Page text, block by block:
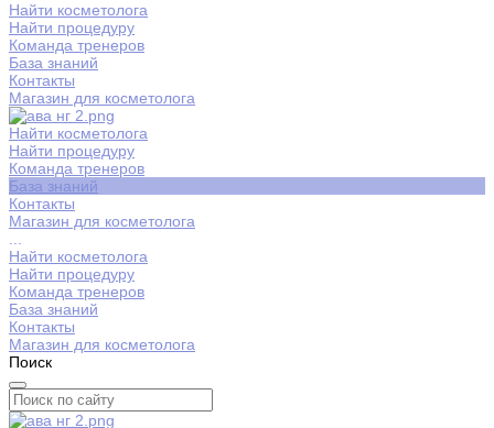
Найти косметолога
Найти процедуру
Команда тренеров
База знаний
Контакты
Магазин для косметолога
Найти косметолога
Найти процедуру
Команда тренеров
База знаний
Контакты
Магазин для косметолога
Найти косметолога
Найти процедуру
Команда тренеров
База знаний
Контакты
Магазин для косметолога
Поиск